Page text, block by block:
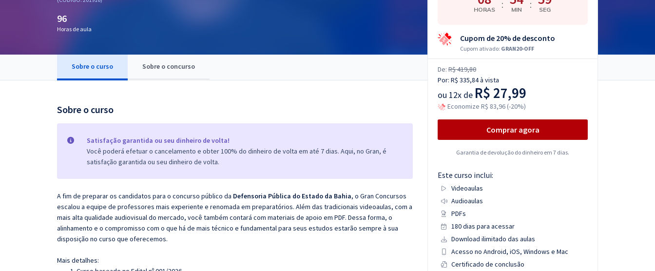
OAB
96
Horas de aula
Sobre o curso Sobre o concurso
Sobre o curso
Satisfação garantida ou seu dinheiro de volta!
Você poderá efetuar o cancelamento e obter 100% do dinheiro de volta em até 7 dias. Aqui, no Gran, é
satisfação garantida ou seu dinheiro de volta.
A fim de preparar os candidatos para o concurso público da Defensoria Pública do Estado da Bahia, o Gran Concursos
escalou a equipe de professores mais experiente e renomada em preparatórios. Além das tradicionais videoaulas, com a
mais alta qualidade audiovisual do mercado, você também contará com materiais de apoio em PDF. Dessa forma, o
alinhamento e o compromisso com o que há de mais técnico e fundamental para seus estudos estarão sempre à sua
disposição no curso que oferecemos.
Mais detalhes:
HORAS : MIN : SEG
Cupom de 20% de desconto
Cupom ativado: GRAN20-OFF
De: R$ 419,80
Por: R$ 335,84à vista
ou 12x de R$ 27,99
Economize R$ 83,96 (-20%)
Comprar agora
Garantia de devolução do dinheiro em 7 dias.
Este curso inclui:
Videoaulas
Audioaulas
PDFs
180 dias para acessar
Download ilimitado das aulas
Acesso no Android, iOS, Windows e Mac
Certificado de conclusão